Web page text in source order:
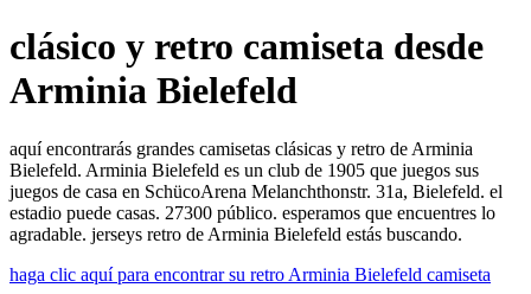
clásico y retro camiseta desde
Arminia Bielefeld
aquí encontrarás grandes camisetas clásicas y retro de Arminia
Bielefeld. Arminia Bielefeld es un club de 1905 que juegos sus
juegos de casa en SchücoArena Melanchthonstr. 31a, Bielefeld. el
estadio puede casas. 27300 público. esperamos que encuentres lo
agradable. jerseys retro de Arminia Bielefeld estás buscando.
haga clic aquí para encontrar su retro Arminia Bielefeld camiseta